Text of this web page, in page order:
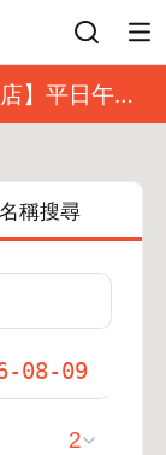
】平日午餐
稱搜尋